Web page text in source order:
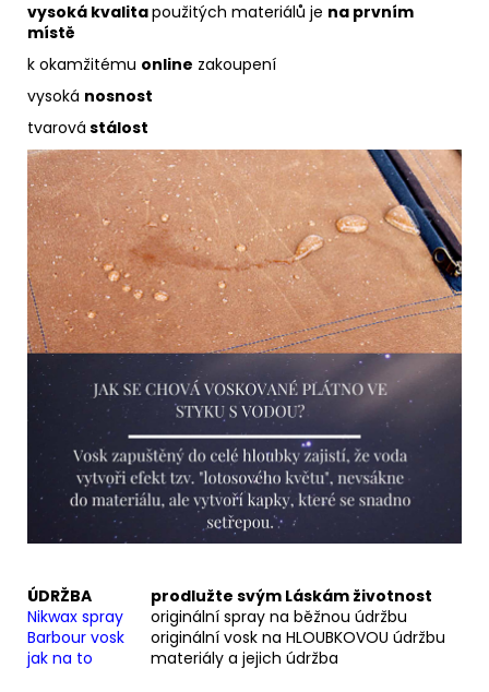
vysoká kvalitapoužitých materiálů je na prvním
místě
k okamžitému online zakoupení
vysoká nosnost
tvarová stálost
ÚDRŽBA
prodlužte svým Láskám životnost
Nikwax spray
originální spray na běžnou údržbu
Barbour vosk
originální vosk na HLOUBKOVOU údržbu
jak na to
materiály a jejich údržba